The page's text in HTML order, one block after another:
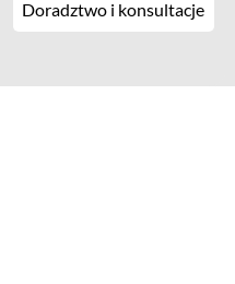
Doradztwo i konsultacje